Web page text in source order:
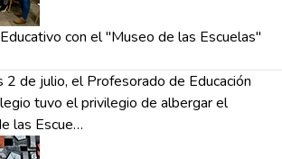
con el "Museo de las Escuelas"
2 de julio, el Profesorado de Educación
tuvo el privilegio de albergar el
las Escue…